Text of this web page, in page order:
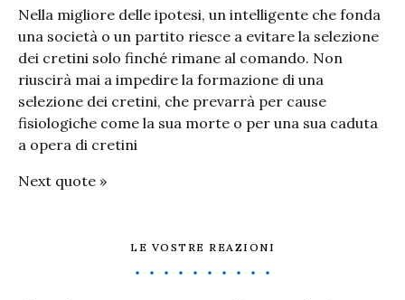
Nella migliore delle ipotesi, un intelligente che fonda
una società o un partito riesce a evitare la selezione
dei cretini solo finché rimane al comando. Non
riuscirà mai a impedire la formazione di una
selezione dei cretini, che prevarrà per cause
fisiologiche come la sua morte o per una sua caduta
a opera di cretini
Next quote »
LE VOSTRE REAZIONI